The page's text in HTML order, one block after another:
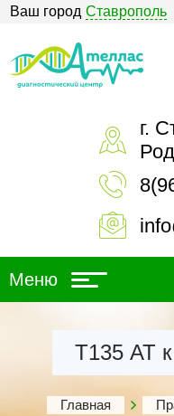
Ваш город Ставрополь
г.
Меню
Т135 АТ
Главная